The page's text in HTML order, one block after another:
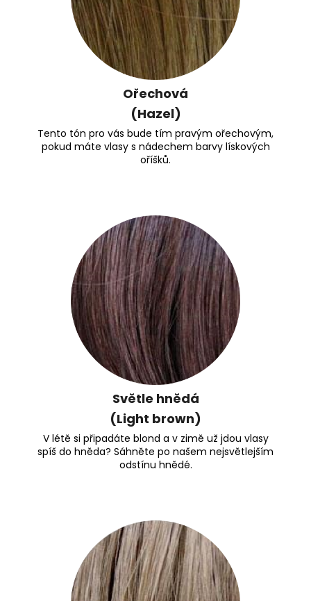
Ořechová
(Hazel)
Tento tón pro vás bude tím pravým ořechovým,
pokud máte vlasy s nádechem barvy lískových
oříšků.
Světle hnědá
(Light brown)
V létě si připadáte blond a v zimě už jdou vlasy
spíš do hněda? Sáhněte po našem nejsvětlejším
odstínu hnědé.